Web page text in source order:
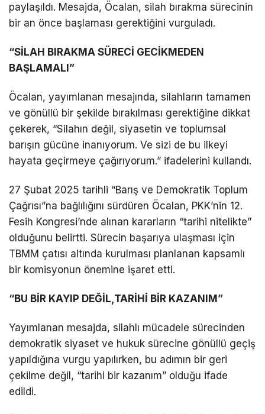
paylaşıldı. Mesajda, Öcalan, silah bırakma sürecinin
bir an önce başlaması gerektiğini vurguladı.
“SİLAH BIRAKMA SÜRECİ GECİKMEDEN
BAŞLAMALI”
Öcalan, yayımlanan mesajında, silahların tamamen
ve gönüllü bir şekilde bırakılması gerektiğine dikkat
çekerek, “Silahın değil, siyasetin ve toplumsal
barışın gücüne inanıyorum. Ve sizi de bu ilkeyi
hayata geçirmeye çağırıyorum.” ifadelerini kullandı.
27 Şubat 2025 tarihli “Barış ve Demokratik Toplum
Çağrısı”na bağlılığını sürdüren Öcalan, PKK’nin 12.
Fesih Kongresi’nde alınan kararların “tarihi nitelikte”
olduğunu belirtti. Sürecin başarıya ulaşması için
TBMM çatısı altında kurulması planlanan kapsamlı
bir komisyonun önemine işaret etti.
“BU BİR KAYIP DEĞİL,TARİHİ BİR KAZANIM”
Yayımlanan mesajda, silahlı mücadele sürecinden
demokratik siyaset ve hukuk sürecine gönüllü geçiş
yapıldığına vurgu yapılırken, bu adımın bir geri
çekilme değil, “tarihi bir kazanım” olduğu ifade
edildi.